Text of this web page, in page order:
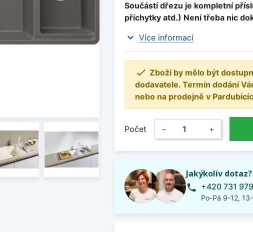
Součástí dřezu je kompletní
příchytky atd.) Není třeba nic
expand_more Více informací
 Zboží by mělo být
dodavatele. Termín dodání
nebo na prodejně v
Počet − +
Jakýkoliv
phone +420 731
Po-Pá 9-12,